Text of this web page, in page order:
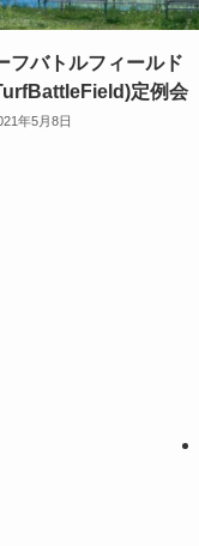
フバトルフィールド
定例会
年5月8日